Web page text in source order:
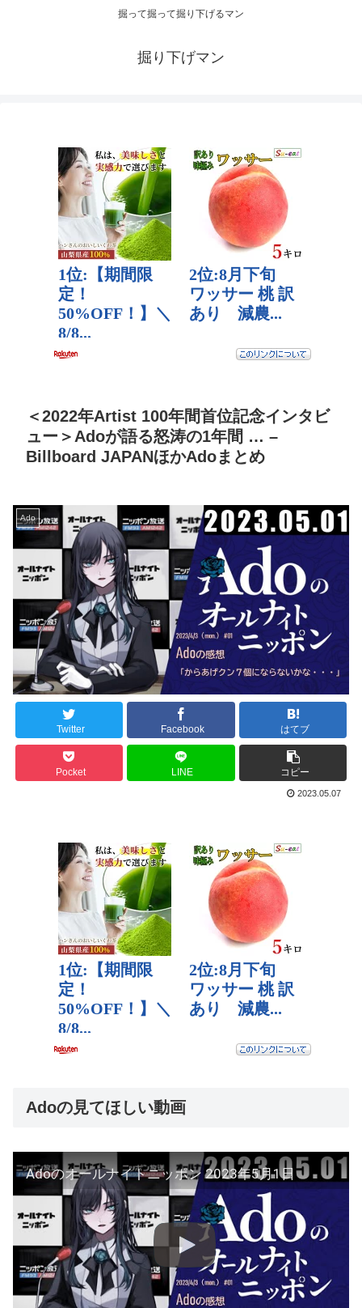
掘って掘って掘り下げるマン
掘り下げマン
＜2022年Artist 100年間首位記念インタビ
ュー＞Adoが語る怒涛の1年間 … –
Billboard JAPANほかAdoまとめ
Ado
Twitter Facebook はてブ
Pocket LINE コピー
2023.05.07
Adoの見てほしい動画
Adoのオールナイトニッポン 2023年5月1日